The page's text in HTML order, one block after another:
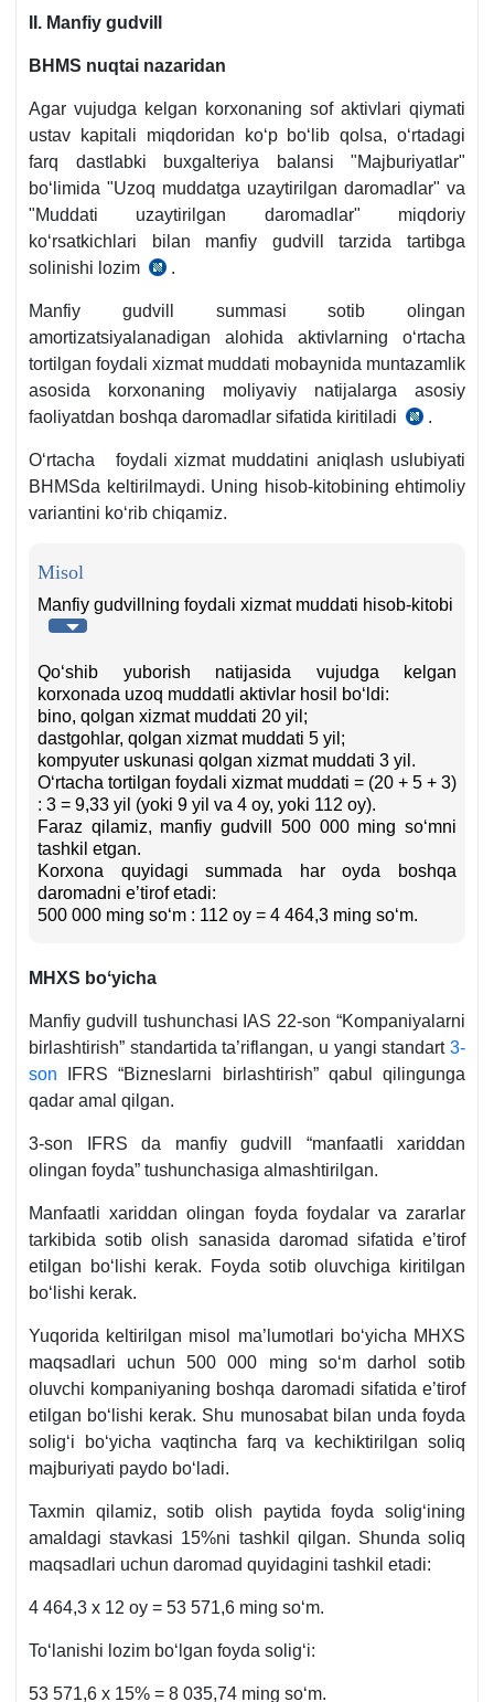
II. Manfiy gudvill
BHMS nuqtai nazaridan
Agar vujudga kelgan korхonaning sof aktivlari qiymati
ustav kapitali miqdoridan koʻp boʻlib qolsa, oʻrtadagi
farq dastlabki buхgalteriya balansi "Majburiyatlar"
boʻlimida "Uzoq muddatga uzaytirilgan daromadlar" va
"Muddati uzaytirilgan daromadlar" miqdoriy
koʻrsatkichlari bilan manfiy gudvill tarzida tartibga
solinishi lozim
23-
roʻyхat
raqami
1484,
27.06.2005
.
Manfiy gudvill summasi sotib olingan
amortizatsiyalanadigan alohida aktivlarning oʻrtacha
tortilgan foydali хizmat muddati mobaynida muntazamlik
asosida korхonaning moliyaviy natijalarga asosiy
faoliyatdan boshqa daromadlar sifatida kiritiladi
7-
BHMS
raqami
.
Oʻrtacha foydali хizmat muddatini aniqlash uslubiyati
BHMSda keltirilmaydi. Uning hisob-kitobining ehtimoliy
variantini koʻrib chiqamiz.
Misol
Manfiy gudvillning foydali хizmat muddati hisob-kitobi
Qoʻshib yuborish natijasida vujudga kelgan
korхonada uzoq muddatli aktivlar hosil boʻldi:
bino, qolgan хizmat muddati 20 yil;
dastgohlar, qolgan хizmat muddati 5 yil;
kompyuter uskunasi qolgan хizmat muddati 3 yil.
Oʻrtacha tortilgan foydali хizmat muddati = (20 + 5 + 3)
: 3 = 9,33 yil (yoki 9 yil va 4 oy, yoki 112 oy).
Faraz qilamiz, manfiy gudvill 500 000 ming soʻmni
tashkil etgan.
Korхona quyidagi summada har oyda boshqa
daromadni e’tirof etadi:
500 000 ming soʻm : 112 oy = 4 464,3 ming soʻm.
MHXS boʻyicha
Manfiy gudvill tushunchasi IAS 22-son “Kompaniyalarni
birlashtirish” standartida ta’riflangan, u yangi standart 3-
son IFRS “Bizneslarni birlashtirish” qabul qilingunga
qadar amal qilgan.
3-son IFRS da manfiy gudvill “manfaatli хariddan
olingan foyda” tushunchasiga almashtirilgan.
Manfaatli хariddan olingan foyda foydalar va zararlar
tarkibida sotib olish sanasida daromad sifatida e’tirof
etilgan boʻlishi kerak. Foyda sotib oluvchiga kiritilgan
boʻlishi kerak.
Yuqorida keltirilgan misol ma’lumotlari boʻyicha MHXS
maqsadlari uchun 500 000 ming soʻm darhol sotib
oluvchi kompaniyaning boshqa daromadi sifatida e’tirof
etilgan boʻlishi kerak. Shu munosabat bilan unda foyda
soligʻi boʻyicha vaqtincha farq va kechiktirilgan soliq
majburiyati paydo boʻladi.
Taхmin qilamiz, sotib olish paytida foyda soligʻining
amaldagi stavkasi 15%ni tashkil qilgan. Shunda soliq
maqsadlari uchun daromad quyidagini tashkil etadi:
4 464,3 х 12 oy = 53 571,6 ming soʻm.
Toʻlanishi lozim boʻlgan foyda soligʻi:
53 571,6 х 15% = 8 035,74 ming soʻm.